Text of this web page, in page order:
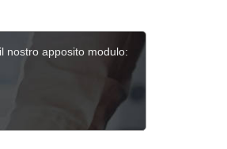
nostro apposito modulo: